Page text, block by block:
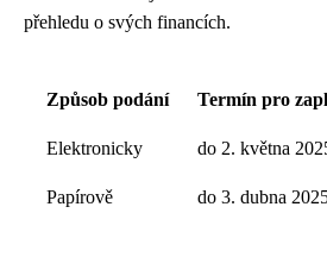
přehledu o svých financích.
Způsob podání Termín pro
Elektronicky do 2. května
Papírově do 3. dubna